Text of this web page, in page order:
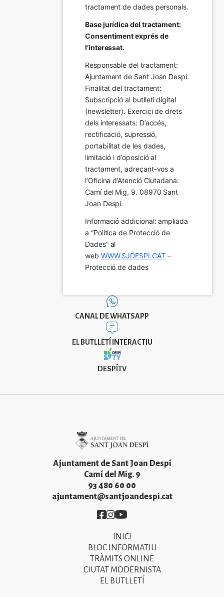
tractament de dades personals.
Base jurídica del tractament:
Consentiment exprés de
l’interessat.
Responsable del tractament:
Ajuntament de Sant Joan Despí.
Finalitat del tractament:
Subscripció al butlletí digital
(newsletter). Exercici de drets
dels interessats: D’accés,
rectificació, supressió,
portabilitat de les dades,
limitació i d’oposició al
tractament, adreçant-vos a
l’Oficina d’Atenció Ciutadana:
Camí del Mig, 9. 08970 Sant
Joan Despí.
Informació addicional: ampliada
a “Política de Protecció de
Dades” al
web WWW.SJDESPI.CAT –
Protecció de dades
CANAL DE WHATSAPP
EL BUTLLETÍ INTERACTIU
DESPÍTV
Ajuntament de Sant Joan Despí
Camí del Mig. 9
93 480 60 00
ajuntament@santjoandespi.cat
Imatge
Imatge
Imatge
INICI
BLOC INFORMATIU
TRÀMITS ONLINE
CIUTAT MODERNISTA
EL BUTLLETÍ